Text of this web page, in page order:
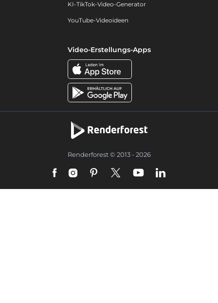
KI-TikTok-Video-Generator
YouTube-Videoideen
Video-Erstellungs-Apps
Renderforest © 2013 - 2026